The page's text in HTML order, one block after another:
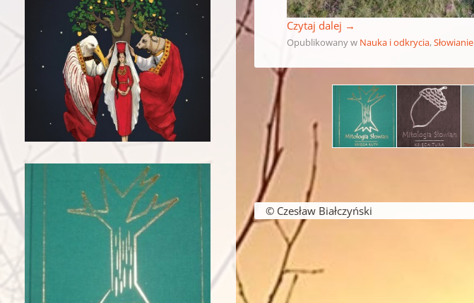
Czytaj dalej →
Opublikowany w Nauka i odkrycia,Słowianie
Nawigacja wpisu
© Czesław Białczyński